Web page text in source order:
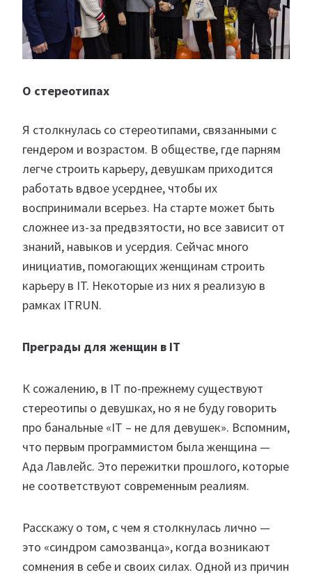
О стереотипах
Я столкнулась со стереотипами, связанными с
гендером и возрастом. В обществе, где парням
легче строить карьеру, девушкам приходится
работать вдвое усерднее, чтобы их
воспринимали всерьез. На старте может быть
сложнее из-за предвзятости, но все зависит от
знаний, навыков и усердия. Сейчас много
инициатив, помогающих женщинам строить
карьеру в IT. Некоторые из них я реализую в
рамках ITRUN.
Преграды для женщин в IT
К сожалению, в IT по-прежнему существуют
стереотипы о девушках, но я не буду говорить
про банальные «IT – не для девушек». Вспомним,
что первым программистом была женщина —
Ада Лавлейс. Это пережитки прошлого, которые
не соответствуют современным реалиям.
Расскажу о том, с чем я столкнулась лично —
это «синдром самозванца», когда возникают
сомнения в себе и своих силах. Одной из причин